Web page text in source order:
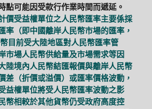
點可能因受款行作業時間而遞延。
價受益權單位之人民幣匯率主要係採
率（即中國離岸人民幣市場的匯率，
目前受大陸地區對人民幣匯率管
市場人民幣供給量及市場需求等因
陸境內人民幣結匯報價與離岸人民幣
差（折價或溢價）或匯率價格波動，
益權單位將受人民幣匯率波動之影
幣相較於其他貨幣仍受政府高度控